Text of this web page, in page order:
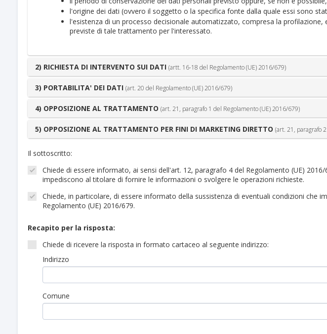
l'origine dei dati (ovvero il soggetto o la specifica fonte dalla quale essi sono
l'esistenza di un processo decisionale automatizzato, compresa la
previste di tale trattamento per l'interessato.
2) RICHIESTA DI INTERVENTO SUI DATI (artt. 16-18 del Regolamento (UE) 2016/679)
3) PORTABILITA' DEI DATI (art. 20 del Regolamento (UE) 2016/679)
4) OPPOSIZIONE AL TRATTAMENTO (art. 21, paragrafo 1 del Regolamento (UE) 2016/679)
5) OPPOSIZIONE AL TRATTAMENTO PER FINI DI MARKETING DIRETTO (art. 21, paragrafo
Il sottoscritto:
Chiede di essere informato, ai sensi dell'art. 12, paragrafo 4 del Regolamento (UE)
impediscono al titolare di fornire le informazioni o svolgere le operazioni richieste.
Chiede, in particolare, di essere informato della sussistenza di eventuali condizioni
Regolamento (UE) 2016/679.
Recapito per la risposta:
Chiede di ricevere la risposta in formato cartaceo al seguente indirizzo:
Indirizzo
Comune